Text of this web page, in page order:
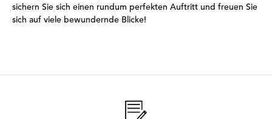
sichern Sie sich einen rundum perfekten Auftritt und freuen Sie
sich auf viele bewundernde Blicke!